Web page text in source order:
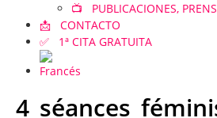
📺 PUBLICACIONES,
📩 CONTACTO
✅ 1ª CITA GRATUITA